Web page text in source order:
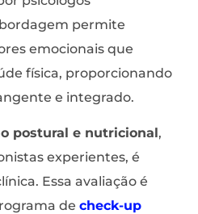
permite
emocionais que
física, proporcionando
e integrado.
postural e nutricional,
experientes, é
Essa avaliação é
de check-up